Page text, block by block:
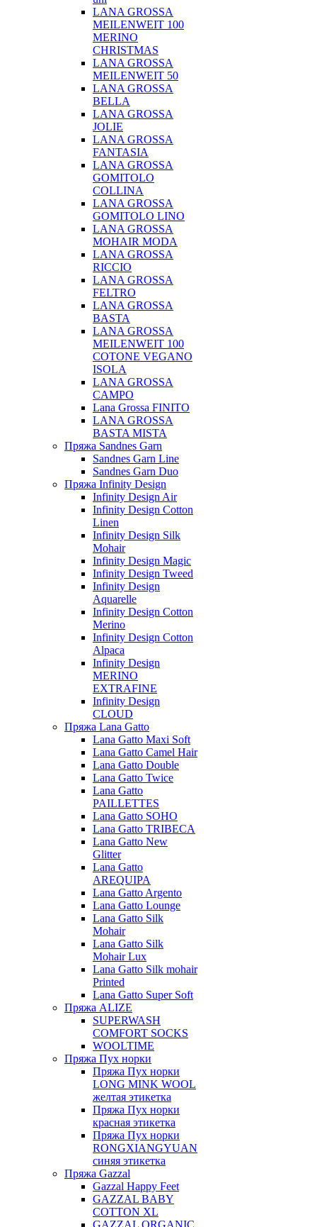
LANA GROSSA
MEILENWEIT 100
MERINO
CHRISTMAS
LANA GROSSA
MEILENWEIT 50
LANA GROSSA
BELLA
LANA GROSSA
JOLIE
LANA GROSSA
FANTASIA
LANA GROSSA
GOMITOLO
COLLINA
LANA GROSSA
GOMITOLO LINO
LANA GROSSA
MOHAIR MODA
LANA GROSSA
RICCIO
LANA GROSSA
FELTRO
LANA GROSSA
BASTA
LANA GROSSA
MEILENWEIT 100
COTONE VEGANO
ISOLA
LANA GROSSA
CAMPO
Lana Grossa FINITO
LANA GROSSA
BASTA MISTA
Пряжа Sandnes Garn
Sandnes Garn Line
Sandnes Garn Duo
Пряжа Infinity Design
Infinity Design Air
Infinity Design Cotton
Linen
Infinity Design Silk
Mohair
Infinity Design Magic
Infinity Design Tweed
Infinity Design
Aquarelle
Infinity Design Cotton
Merino
Infinity Design Cotton
Alpaca
Infinity Design
MERINO
EXTRAFINE
Infinity Design
CLOUD
Пряжа Lana Gatto
Lana Gatto Maxi Soft
Lana Gatto Camel Hair
Lana Gatto Double
Lana Gatto Twice
Lana Gatto
PAILLETTES
Lana Gatto SOHO
Lana Gatto TRIBECA
Lana Gatto New
Glitter
Lana Gatto
AREQUIPA
Lana Gatto Argento
Lana Gatto Lounge
Lana Gatto Silk
Mohair
Lana Gatto Silk
Mohair Lux
Lana Gatto Silk mohair
Printed
Lana Gatto Super Soft
Пряжа ALIZE
SUPERWASH
COMFORT SOCKS
WOOLTIME
Пряжа Пух норки
Пряжа Пух норки
LONG MINK WOOL
желтая этикетка
Пряжа Пух норки
красная этикетка
Пряжа Пух норки
RONGXIANGYUAN
синяя этикетка
Пряжа Gazzal
Gazzal Happy Feet
GAZZAL BABY
COTTON XL
GAZZAL ORGANIC